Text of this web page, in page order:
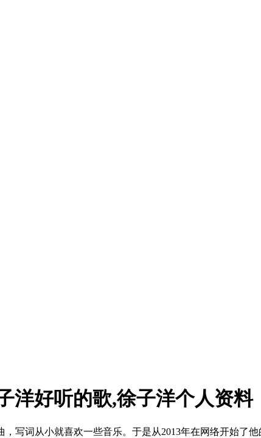
洋好听的歌,徐子洋个人资料
写词从小就喜欢一些音乐。于是从2013年在网络开始了